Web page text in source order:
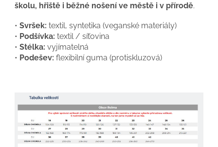
školu, hřiště i běžné nošení ve městě i v přírodě.
• Svršek: textil, syntetika (veganské materiály)
• Podšívka: textil / síťovina
• Stélka: vyjímatelná
• Podešev: flexibilní guma (protiskluzová)